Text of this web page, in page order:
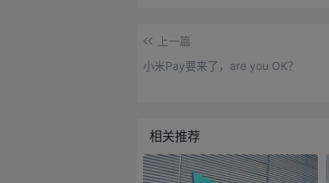
上一篇
小米Pay要来了，are you OK？
相关推荐